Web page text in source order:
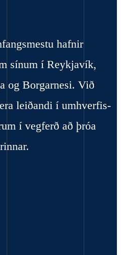
hafnir
sínum í Reykjavík,
og Borgarnesi. Við
leiðandi í umhverfis-
í vegferð að þróa